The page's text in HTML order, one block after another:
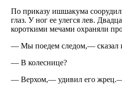
По приказу ишшакума
глаз. У ног ее улегся лев.
короткими мечами охраняли
— Мы поедем следом,—
— В колеснице?
— Верхом,— удивил его жрец.—